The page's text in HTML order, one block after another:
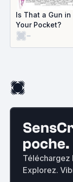
Is That a Gun in
Your Pocket?
-
poche.
Téléchargez
Explorez.